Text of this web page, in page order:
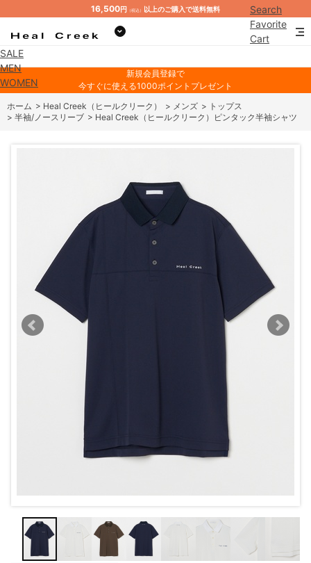
16,500円 （税込） 以上のご購入で送料無料
Search
Favorite
Cart
SALE
MEN
WOMEN
新規会員登録で
今すぐに使える1000ポイントプレゼント
ホーム > Heal Creek（ヒールクリーク） > メンズ > トップス
> 半袖/ノースリーブ > Heal Creek（ヒールクリーク）ピンタック半袖シャツ